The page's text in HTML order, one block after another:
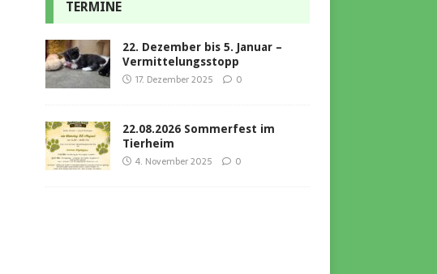
TERMINE
22. Dezember bis 5. Januar –
Vermittelungsstopp
17. Dezember 2025 0
22.08.2026 Sommerfest im
Tierheim
4. November 2025 0